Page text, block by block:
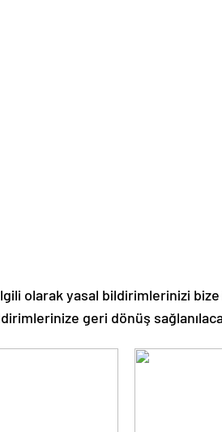
olarak yasal bildirimlerinizi
geri dönüş